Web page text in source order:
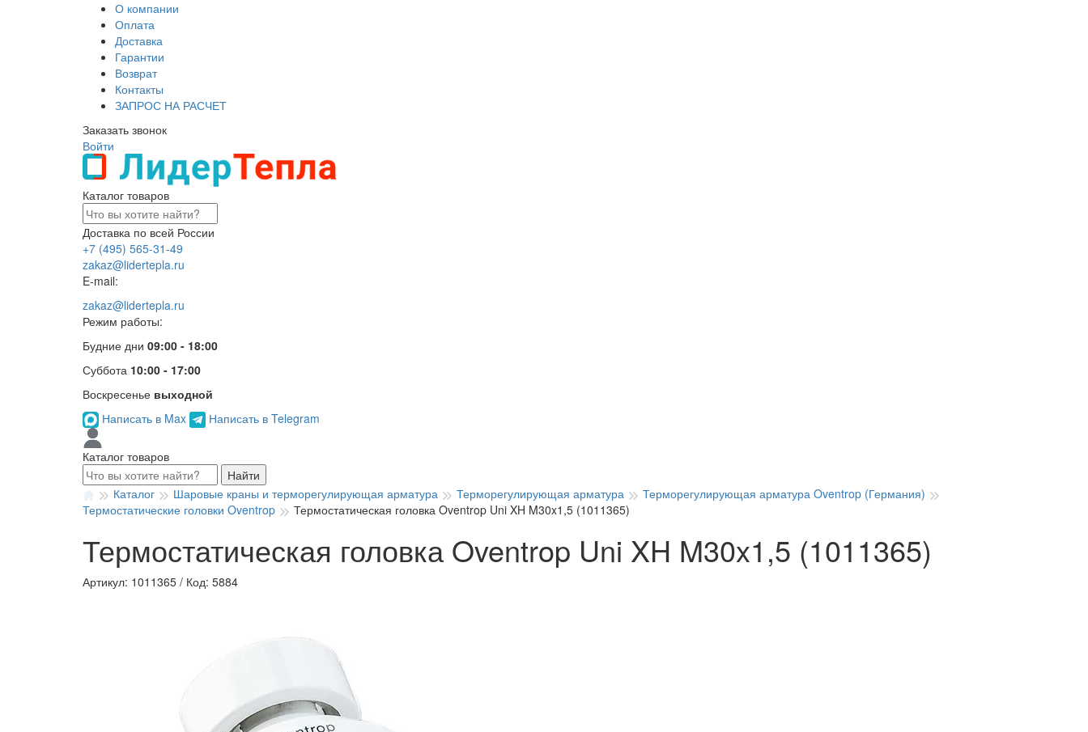
О компании
Оплата
Доставка
Гарантии
Возврат
Контакты
ЗАПРОС НА РАСЧЕТ
Заказать звонок
Войти
Каталог товаров
Доставка по всей России
+7 (495) 565-31-49
zakaz@lidertepla.ru
E-mail:
zakaz@lidertepla.ru
Режим работы:
Будние дни 09:00 - 18:00
Суббота 10:00 - 17:00
Воскресенье выходной
Написать в Max
Написать в Telegram
Каталог товаров
Найти
Каталог
Шаровые краны и терморегулирующая арматура Терморегулирующая арматура
Терморегулирующая арматура Oventrop (Германия)
Термостатические головки Oventrop
Термостатическая головка Oventrop Uni XH M30x1,5 (1011365)
Термостатическая головка Oventrop Uni XH M30x1,5 (1011365)
Артикул: 1011365 / Код: 5884